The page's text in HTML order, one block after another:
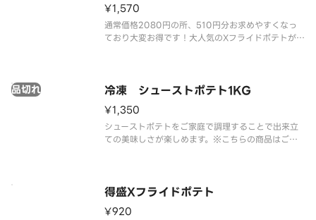
¥1,570
通常価格2080円の所、510円分お求めやすくなっ
ており大変お得です！大人気のXフライドポテトが4
冷凍 シューストポテト1KG
品切れ
¥1,350
シューストポテトをご家庭で調理することで出来立
ての美味しさが楽しめます。※こちらの商品はご家
得盛Xフライドポテト
¥920